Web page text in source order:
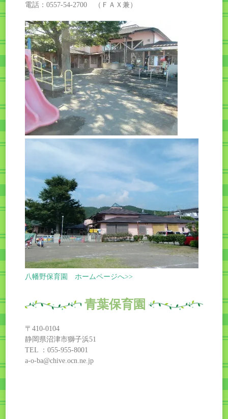
電話：0557-54-2700 （ＦＡＸ兼）
八幡野保育園 ホームページへ>>
青葉保育園
〒410-0104
静岡県沼津市獅子浜51
TEL ：055-955-8001
a-o-ba@chive.ocn.ne.jp